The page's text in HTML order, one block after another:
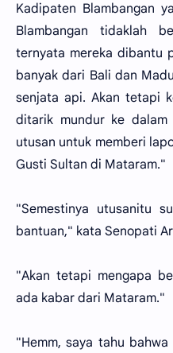
Kadipaten Blambangan
Blambangan tidaklah
ternyata mereka dibantu
banyak dari Bali dan
senjata api. Akan tetapi
ditarik mundur ke dalam
utusan untuk memberi
Gusti Sultan di Mataram."
"Semestinya utusanitu
bantuan," kata Senopati
"Akan tetapi mengapa
ada kabar dari Mataram."
"Hemm, saya tahu